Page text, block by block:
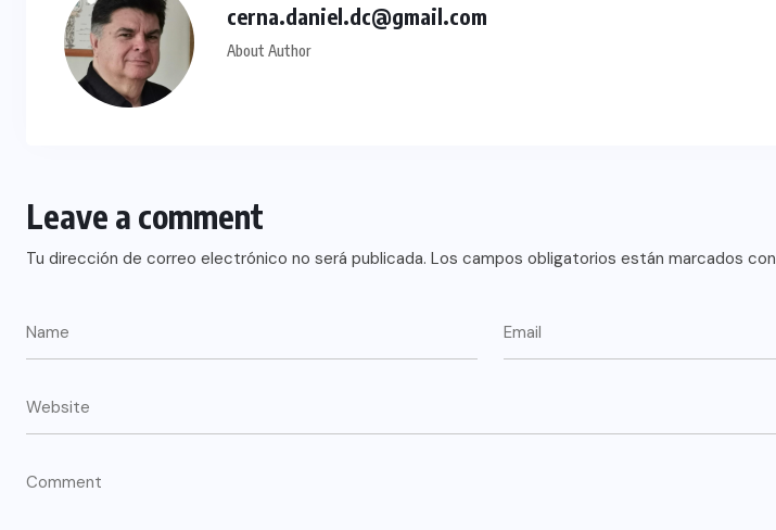
cerna.daniel.dc@gmail.com
About Author
Leave a comment
Tu dirección de correo electrónico no será publicada. Los campos obligatorios están marcados con